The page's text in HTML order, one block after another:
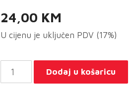
24,00 KM
U cijenu je uključen PDV (17%)
30
Dodaj u košaricu